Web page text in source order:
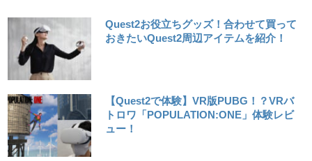
Quest2お役立ちグッズ！合わせて買って
おきたいQuest2周辺アイテムを紹介！
【Quest2で体験】VR版PUBG！？VRバ
トロワ「POPULATION:ONE」体験レビ
ュー！